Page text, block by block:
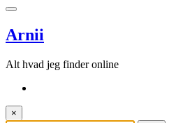
Arnii
Alt hvad jeg finder online
×